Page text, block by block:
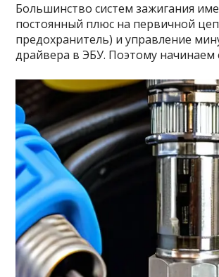
Большинство систем зажигания
постоянный плюс на первичной
предохранитель) и управление
драйвера в ЭБУ. Поэтому начинаем